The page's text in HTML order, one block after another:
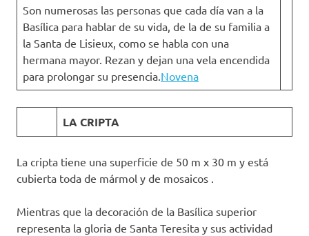
Son numerosas las personas que cada día van a la
Basílica para hablar de su vida, de la de su familia a
la Santa de Lisieux, como se habla con una
hermana mayor. Rezan y dejan una vela encendida
para prolongar su presencia.Novena
LA CRIPTA
La cripta tiene una superficie de 50 m x 30 m y está
cubierta toda de mármol y de mosaicos .
Mientras que la decoración de la Basílica superior
representa la gloria de Santa Teresita y sus actividad